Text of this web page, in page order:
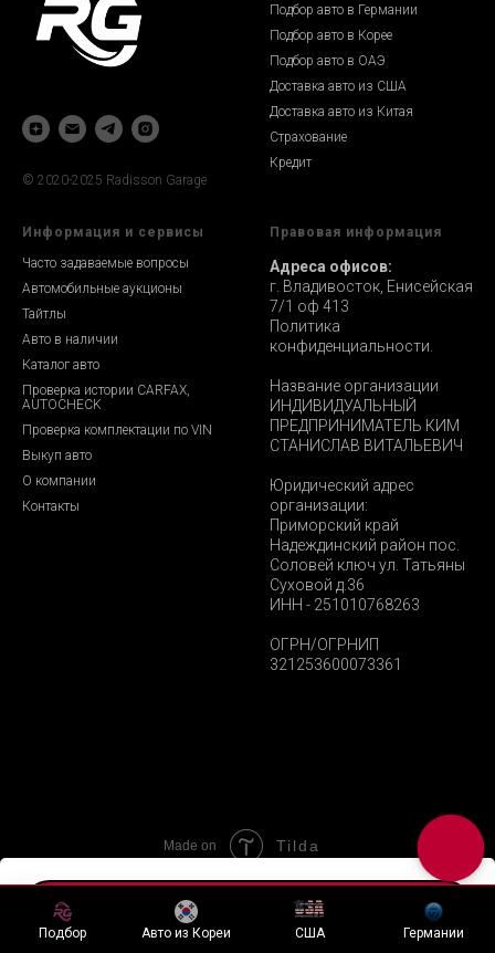
Подбор Авто из Кореи США Германии
Хочу подобный лот
© 2020-2025 Radisson Garage
Подбор авто в Германии
Подбор авто в Корее
Подбор авто в ОАЭ
Доставка авто из США
Доставка авто из Китая
Страхование
Кредит
Информация и сервисы
Часто задаваемые вопросы
Автомобильные аукционы
Тайтлы
Авто в наличии
Каталог авто
Проверка истории CARFAX,
AUTOCHECK
Проверка комплектации по VIN
Выкуп авто
О компании
Контакты
Правовая информация
Адреса офисов:
г. Владивосток, Енисейская
7/1 оф 413
Политика
конфиденциальности.
Название организации
ИНДИВИДУАЛЬНЫЙ
ПРЕДПРИНИМАТЕЛЬ КИМ
СТАНИСЛАВ ВИТАЛЬЕВИЧ
Юридический адрес
организации:
Приморский край
Надеждинский район пос.
Соловей ключ ул. Татьяны
Суховой д.36
ИНН - 251010768263
ОГРН/ОГРНИП
321253600073361
Made on Tilda